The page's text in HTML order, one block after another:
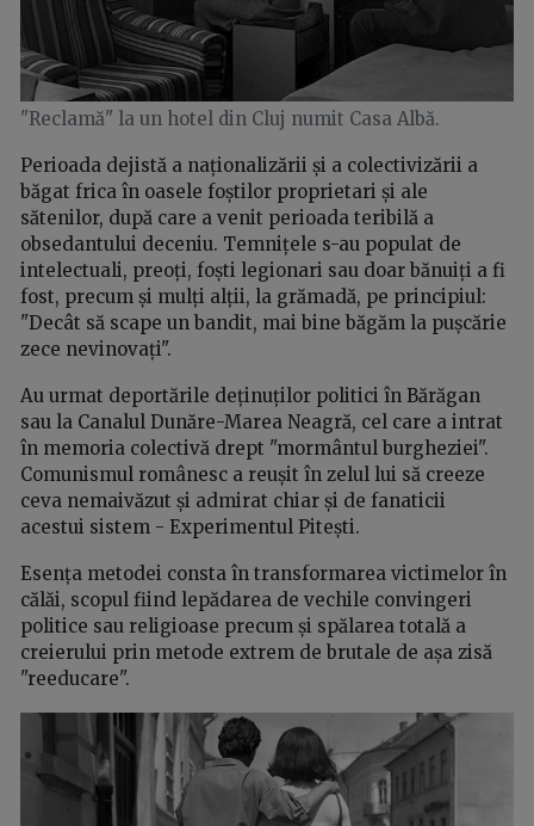
"Reclamă" la un hotel din Cluj numit Casa Albă.
Perioada dejistă a naționalizării și a colectivizării a
băgat frica în oasele foștilor proprietari și ale
sătenilor, după care a venit perioada teribilă a
obsedantului deceniu. Temnițele s-au populat de
intelectuali, preoți, foști legionari sau doar bănuiți a fi
fost, precum și mulți alții, la grămadă, pe principiul:
"Decât să scape un bandit, mai bine băgăm la pușcărie
zece nevinovați".
Au urmat deportările deținuților politici în Bărăgan
sau la Canalul Dunăre-Marea Neagră, cel care a intrat
în memoria colectivă drept "mormântul burgheziei".
Comunismul românesc a reușit în zelul lui să creeze
ceva nemaivăzut și admirat chiar și de fanaticii
acestui sistem - Experimentul Pitești.
Esența metodei consta în transformarea victimelor în
călăi, scopul fiind lepădarea de vechile convingeri
politice sau religioase precum și spălarea totală a
creierului prin metode extrem de brutale de așa zisă
"reeducare".